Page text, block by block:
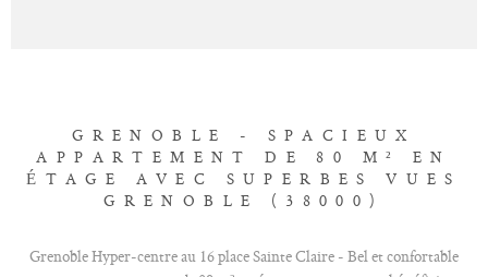
GRENOBLE - SPACIEUX
APPARTEMENT DE 80 M² EN
ÉTAGE AVEC SUPERBES VUES
GRENOBLE (38000)
Grenoble Hyper-centre au 16 place Sainte Claire - Bel et confortable